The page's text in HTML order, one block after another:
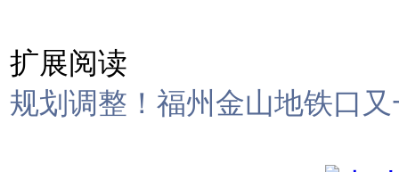
扩展阅读
规划调整！福州金山地铁口